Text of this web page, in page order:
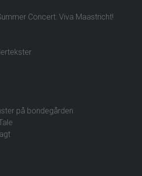
Concert: Viva Maastricht!
på bondegården